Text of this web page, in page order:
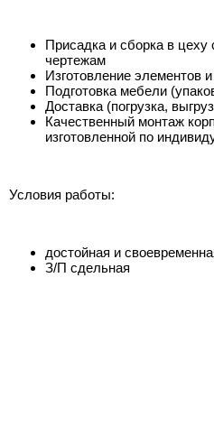
Присадка и сборка в цеху
чертежам
Изготовление элементов
Подготовка мебели
Доставка (погрузка,
Качественный монтаж
изготовленной по
Условия работы:
достойная и
З/П сдельная